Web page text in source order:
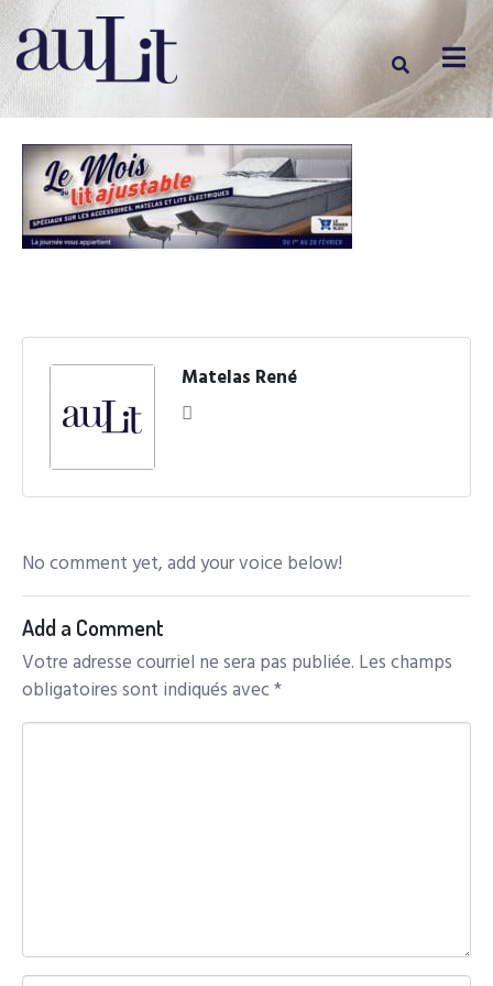
Matelas René
No comment yet, add your voice below!
Add a Comment
Votre adresse courriel ne sera pas publiée. Les champs
obligatoires sont indiqués avec*
C